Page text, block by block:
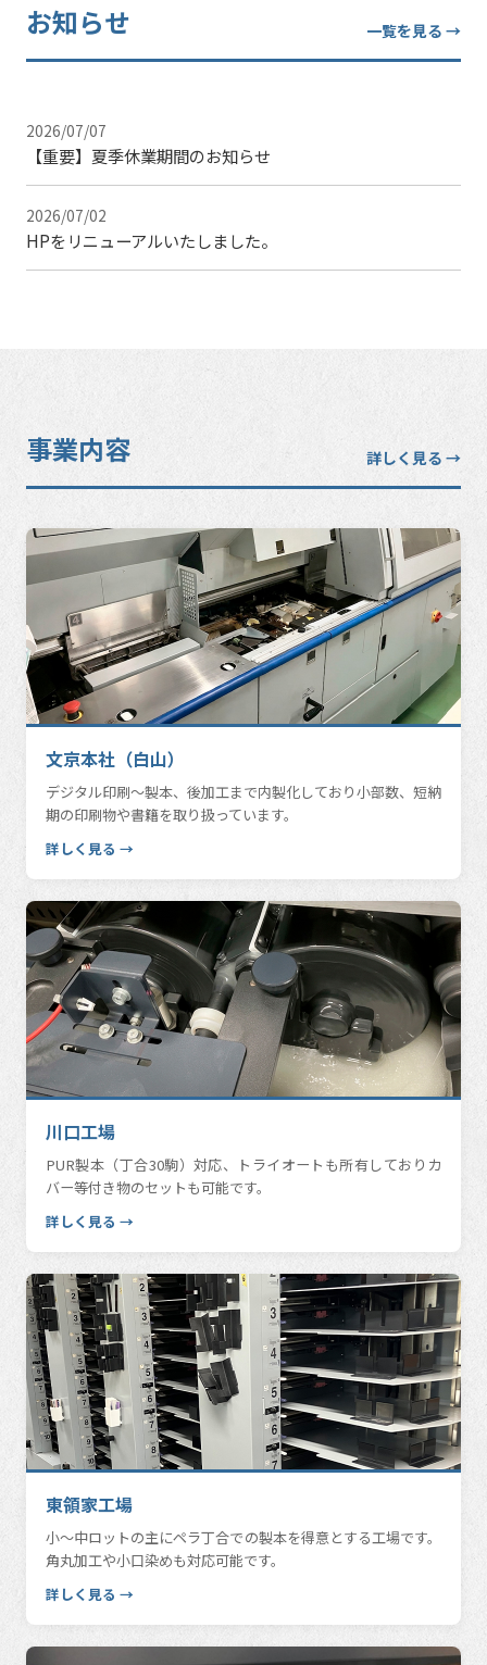
お知らせ 一覧を見る →
2026/07/07
【重要】夏季休業期間のお知らせ
2026/07/02
HPをリニューアルいたしました。
事業内容 詳しく見る →
文京本社（白山）
デジタル印刷〜製本、後加工まで内製化しており小部数、短納
期の印刷物や書籍を取り扱っています。
詳しく見る →
川口工場
PUR製本（丁合30駒）対応、トライオートも所有しておりカ
バー等付き物のセットも可能です。
詳しく見る →
東領家工場
小〜中ロットの主にペラ丁合での製本を得意とする工場です。
角丸加工や小口染めも対応可能です。
詳しく見る →